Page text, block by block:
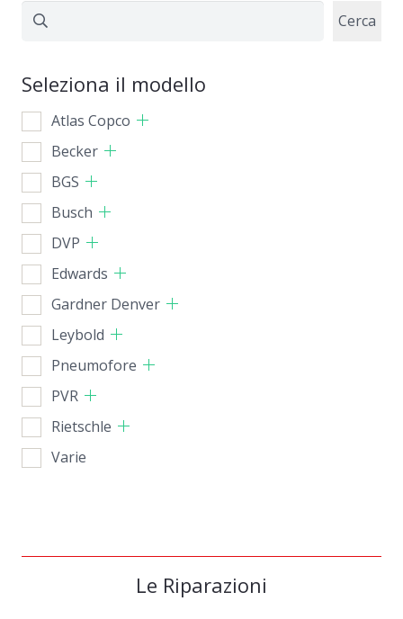
Cerca Cerca
Seleziona il modello
Atlas Copco
Becker
BGS
Busch
DVP
Edwards
Gardner Denver
Leybold
Pneumofore
PVR
Rietschle
Varie
Le Riparazioni